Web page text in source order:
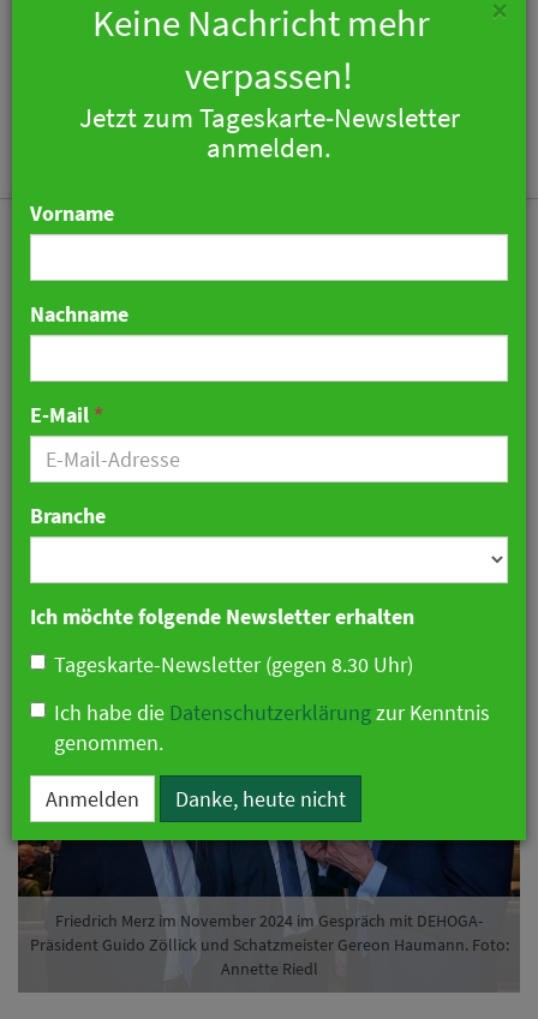
„Konkrete und
verlässliche Politik“: Was
Branchenverbände von
der Bundesregierung
erwarten
08. Mai 2025 06:46 Uhr| Politik
Friedrich Merz im November 2024 im Gespräch mit DEHOGA-
Präsident Guido Zöllick und Schatzmeister Gereon Haumann. Foto:
Annette Riedl
Keine Nachricht mehr
verpassen!
Jetzt zum Tageskarte-Newsletter
E-Mail*
Ich möchte folgende Newsletter erhalten
Tageskarte-Newsletter (gegen 8.30 Uhr)
Ich habe die
genommen.